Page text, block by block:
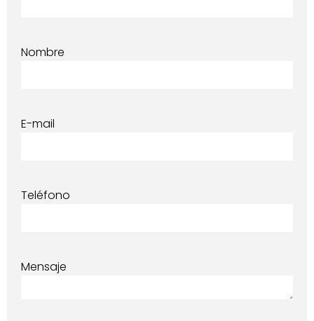
Nombre
E-mail
Teléfono
Mensaje